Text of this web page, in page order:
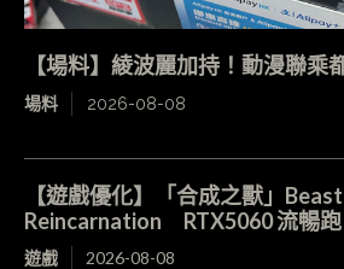
【場料】綾波麗加持！動漫聯乘
場料 2026-08-08
【遊戲優化】「合成之獸」
Reincarnation RTX5060 流暢跑
遊戲 2026-08-08